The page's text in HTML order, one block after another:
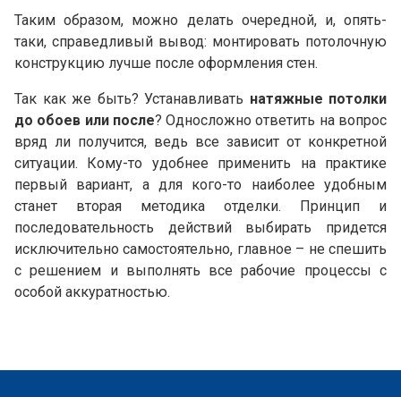
Таким образом, можно делать очередной, и, опять-
таки, справедливый вывод: монтировать потолочную
конструкцию лучше после оформления стен.
Так как же быть? Устанавливать натяжные потолки
до обоев или после? Односложно ответить на вопрос
вряд ли получится, ведь все зависит от конкретной
ситуации. Кому-то удобнее применить на практике
первый вариант, а для кого-то наиболее удобным
станет вторая методика отделки. Принцип и
последовательность действий выбирать придется
исключительно самостоятельно, главное – не спешить
с решением и выполнять все рабочие процессы с
особой аккуратностью.